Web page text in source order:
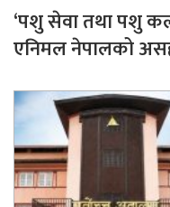
‘पशु सेवा तथा पशु
एनिमल नेपालको